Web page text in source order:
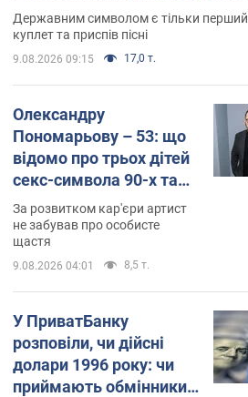
розповідають у школі
Державним символом є тільки перший
куплет та приспів пісні
9.08.2026 09:15 17,0 т.
Олександру
Пономарьову – 53: що
відомо про трьох дітей
секс-символа 90-х та
який вигляд вони
мають
За розвитком кар'єри артист
не забував про особисте
щастя
9.08.2026 04:01 8,5 т.
У ПриватБанку
розповіли, чи дійсні
долари 1996 року: чи
приймають обмінники